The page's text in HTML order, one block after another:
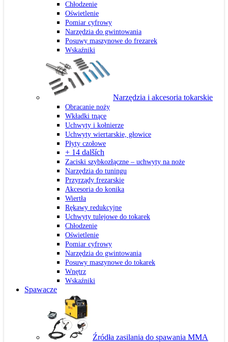
Chłodzenie
Oświetlenie
Pomiar cyfrowy
Narzędzia do gwintowania
Posuwy maszynowe do frezarek
Wskaźniki
Narzędzia i akcesoria tokarskie
Obracanie noży
Wkładki tnące
Uchwyty i kołnierze
Uchwyty wiertarskie, głowice
Płyty czołowe
+ 14 dalších
Zaciski szybkozłączne – uchwyty na noże
Narzędzia do tuningu
Przyrządy frezarskie
Akcesoria do konika
Wiertła
Rękawy redukcyjne
Uchwyty tulejowe do tokarek
Chłodzenie
Oświetlenie
Pomiar cyfrowy
Narzędzia do gwintowania
Posuwy maszynowe do tokarek
Wnętrz
Wskaźniki
Spawacze
Źródła zasilania do spawania MMA